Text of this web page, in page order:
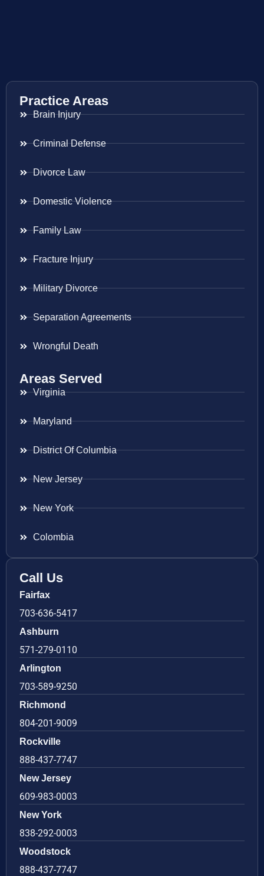
Practice Areas
Brain Injury
Criminal Defense
Divorce Law
Domestic Violence
Family Law
Fracture Injury
Military Divorce
Separation Agreements
Wrongful Death
Areas Served
Virginia
Maryland
District Of Columbia
New Jersey
New York
Colombia
Call Us
Fairfax
703-636-5417
Ashburn
571-279-0110
Arlington
703-589-9250
Richmond
804-201-9009
Rockville
888-437-7747
New Jersey
609-983-0003
New York
838-292-0003
Woodstock
888-437-7747